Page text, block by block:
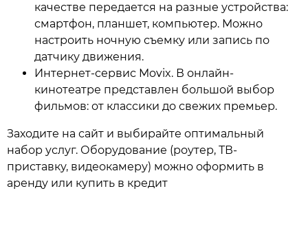
качестве передается на разные устройства:
смартфон, планшет, компьютер. Можно
настроить ночную съемку или запись по
датчику движения.
Интернет-сервис Movix. В онлайн-
кинотеатре представлен большой выбор
фильмов: от классики до свежих премьер.
Заходите на сайт и выбирайте оптимальный
набор услуг. Оборудование (роутер, ТВ-
приставку, видеокамеру) можно оформить в
аренду или купить в кредит